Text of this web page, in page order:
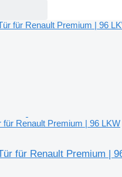
für Renault Premium | 96 LKW
für Renault Premium |